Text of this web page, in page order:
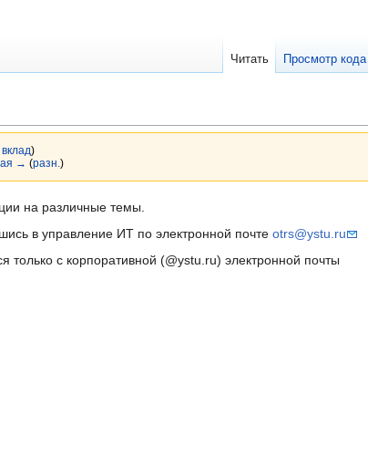
вклад)
→ (разн. )
на различные темы.
в управление ИТ по электронной почте otrs@ystu.ru
с корпоративной (@ystu.ru) электронной почты
Читать Просмотр кода